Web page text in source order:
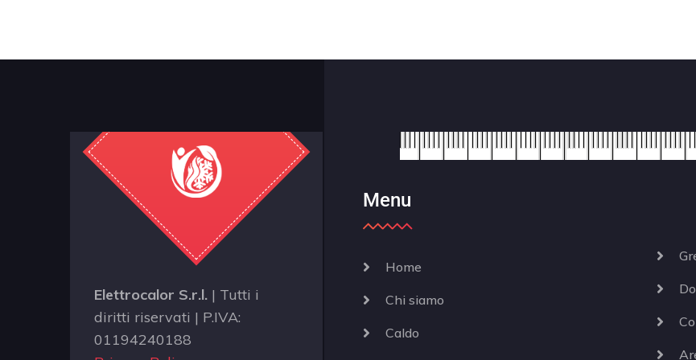
Elettrocalor S.r.l. | Tutti i
diritti riservati | P.IVA:
01194240188
Menu
Home
Chi siamo
Caldo